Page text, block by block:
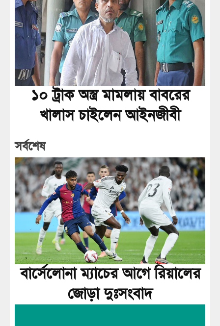
১০ ট্রাক অস্ত্র মামলায় বাবরের
খালাস চাইলেন আইনজীবী
সর্বশেষ
বার্সেলোনা ম্যাচের আগে রিয়ালের
জোড়া দুঃসংবাদ